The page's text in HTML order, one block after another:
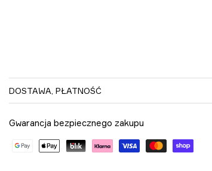
DOSTAWA, PŁATNOŚĆ
Gwarancja bezpiecznego zakupu